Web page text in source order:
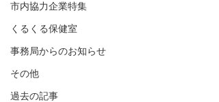
市内協力企業特集
くるくる保健室
事務局からのお知らせ
その他
過去の記事